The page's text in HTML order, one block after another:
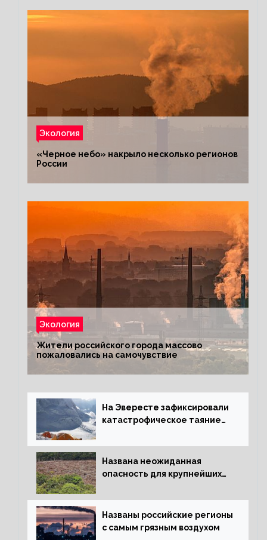
Экология
«Черное небо» накрыло несколько регионов
России
Экология
Жители российского города массово
пожаловались на самочувствие
На Эвересте зафиксировали
катастрофическое таяние
Названа неожиданная
опасность для крупнейших
Названы российские регионы
с самым грязным воздухом